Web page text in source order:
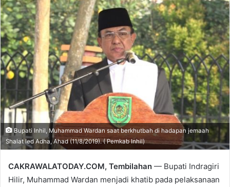
email
Bupati Inhil, Muhammad Wardan saat berkhutbah di hadapan jemaah
Shalat Ied Adha, Ahad (11/8/2019). ( Pemkab Inhil)
CAKRAWALATODAY.COM, Tembilahan — Bupati Indragiri
Hilir, Muhammad Wardan menjadi khatib pada pelaksanaan